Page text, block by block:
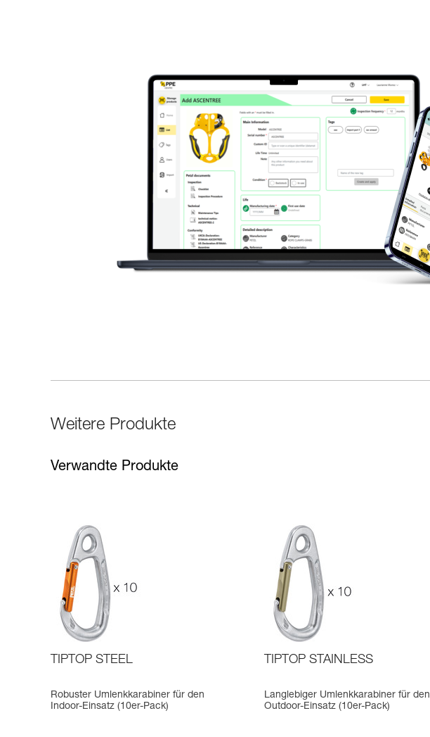
Weitere Produkte
Verwandte Produkte
TIPTOP STEEL
Robuster Umlenkkarabiner für den
Indoor-Einsatz (10er-Pack)
TIPTOP STAINLESS
Langlebiger Umlenkkarabiner für den
Outdoor-Einsatz (10er-Pack)